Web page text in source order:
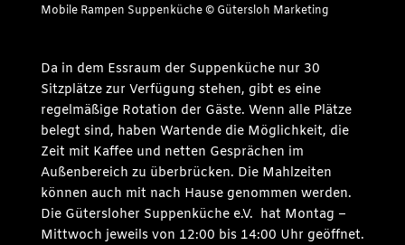
Mobile Rampen Suppenküche © Gütersloh Marketing
Da in dem Essraum der Suppenküche nur 30
Sitzplätze zur Verfügung stehen, gibt es eine
regelmäßige Rotation der Gäste. Wenn alle Plätze
belegt sind, haben Wartende die Möglichkeit, die
Zeit mit Kaffee und netten Gesprächen im
Außenbereich zu überbrücken. Die Mahlzeiten
können auch mit nach Hause genommen werden.
Die Gütersloher Suppenküche e.V. hat Montag –
Mittwoch jeweils von 12:00 bis 14:00 Uhr geöffnet.